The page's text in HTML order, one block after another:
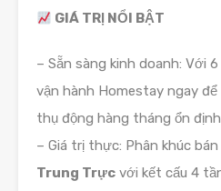
GIÁ TRỊ NỔI BẬT
– Sẵn sàng kinh doanh: Với
vận hành Homestay ngay
thụ động hàng tháng ổn
– Giá trị thực: Phân khúc bán
Trung Trực với kết cấu 4